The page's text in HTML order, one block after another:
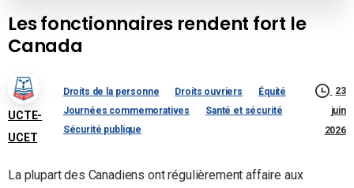
Les fonctionnaires rendent fort le
Canada
UCTE-
UCET
Droits de la personne Droits ouvriers
Équité
Journées commemoratives
Santé et sécurité
Sécurité publique
23
juin
2026
La plupart des Canadiens ont régulièrement affaire aux